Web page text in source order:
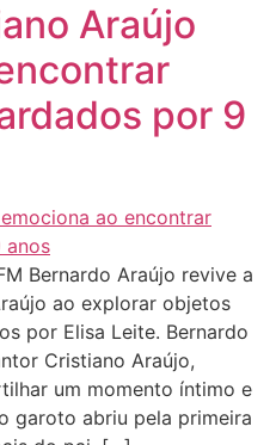
Araújo
por 9
Bernardo Araújo revive a
ao explorar objetos
por Elisa Leite. Bernardo
Cristiano Araújo,
um momento íntimo e
garoto abriu pela primeira